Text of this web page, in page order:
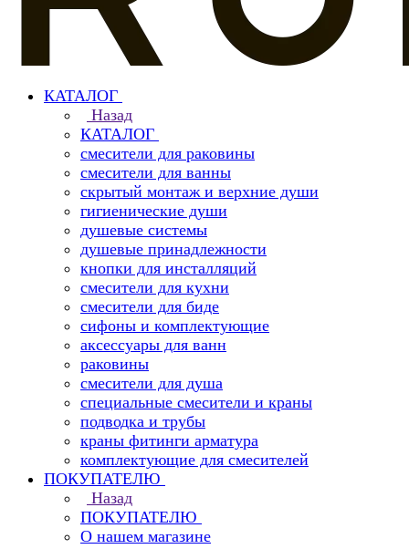
КАТАЛОГ
Назад
КАТАЛОГ
смесители для раковины
смесители для ванны
скрытый монтаж и верхние души
гигиенические души
душевые системы
душевые принадлежности
кнопки для инсталляций
смесители для кухни
смесители для биде
сифоны и комплектующие
аксессуары для ванн
раковины
смесители для душа
специальные смесители и краны
подводка и трубы
краны фитинги арматура
комплектующие для смесителей
ПОКУПАТЕЛЮ
Назад
ПОКУПАТЕЛЮ
О нашем магазине